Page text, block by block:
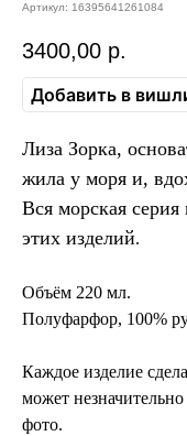
Артикул: 16395641261084
3400,00 р.
Добавить в
Лиза Зорка,
жила у моря и,
Вся морская серия
этих изделий.
Объём 220 мл.
Полуфарфор, 100%
Каждое изделие
может незначительно
фото.